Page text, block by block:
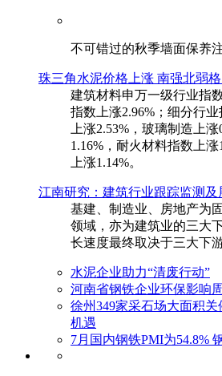
不可错过的秋季墙面保养
珠三角水泥价格上涨 南强北弱
建筑材料申万一级行业指
指数上涨2.96%；细分行
上涨2.53%，玻璃制造上
1.16%，耐火材料指数上
上涨1.14%。
江南研究：建筑行业跟踪监测及
基建、制造业、房地产为
领域，亦为建筑业的三大
长速度最终取决于三大下
水泥企业助力“清废行动”
河南省钢铁企业环保影响
徐州349家采石场大面积
机遇
7月国内钢铁PMI为54.8%